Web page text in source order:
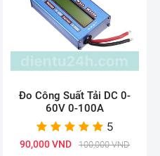
Đo Công Suất Tải DC 0-
60V 0-100A
5
90,000 VND 100,000 VND